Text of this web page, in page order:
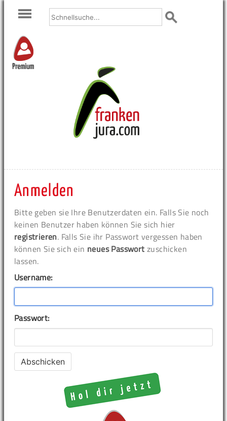
Premium
Anmelden
Bitte geben sie Ihre Benutzerdaten ein. Falls Sie noch
keinen Benutzer haben können Sie sich hier
registrieren. Falls Sie ihr Passwort vergessen haben
können Sie sich ein neues Passwort zuschicken
lassen.
Username:
Passwort: